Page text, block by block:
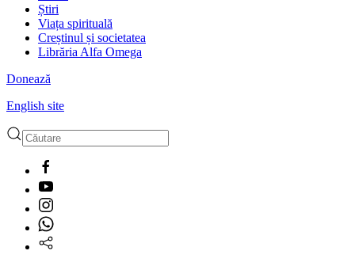
Știri
Viața spirituală
Creștinul și societatea
Librăria Alfa Omega
Donează
English site
for results.